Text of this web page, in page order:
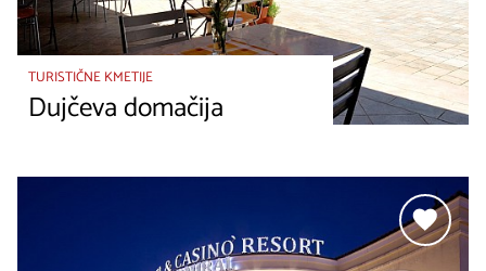
TURISTIČNE KMETIJE
Dujčeva domačija